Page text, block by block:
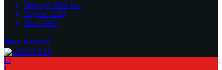
Mileage: 3800 km
Engine: 1100
Year: 2023
New Arrival
18
1